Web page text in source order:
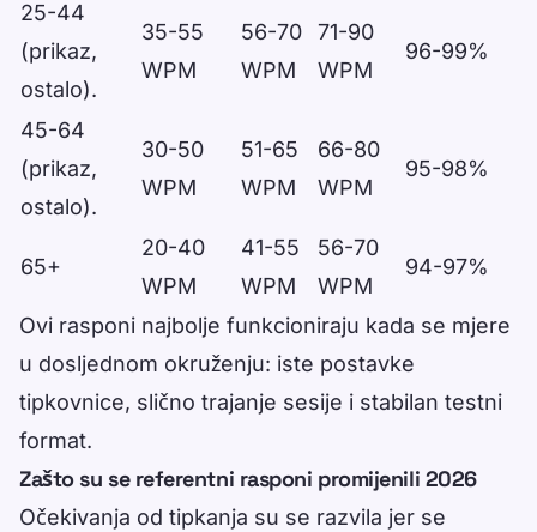
25-44
(prikaz,
ostalo).
35-55
WPM
56-70
WPM
71-90
WPM
96-99%
45-64
(prikaz,
ostalo).
30-50
WPM
51-65
WPM
66-80
WPM
95-98%
65+
20-40
WPM
41-55
WPM
56-70
WPM
94-97%
Ovi rasponi najbolje funkcioniraju kada se mjere
u dosljednom okruženju: iste postavke
tipkovnice, slično trajanje sesije i stabilan testni
format.
Zašto su se referentni rasponi promijenili 2026
Očekivanja od tipkanja su se razvila jer se